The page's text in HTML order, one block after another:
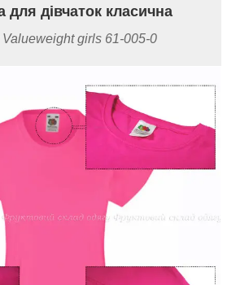
для дівчаток класична
girls 61-005-0